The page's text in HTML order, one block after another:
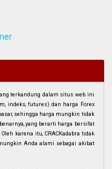
terkandung dalam situs web ini
indeks, futures) dan harga Forex
sehingga harga mungkin tidak
yang berarti harga bersifat
karena itu, CRACKadabra tidak
Anda alami sebagai akibat